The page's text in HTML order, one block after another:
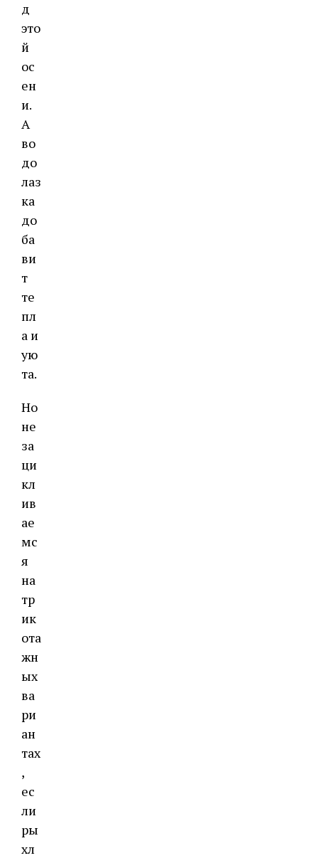
д
это
й
ос
ен
и.
А
во
до
лаз
ка
до
ба
ви
т
те
пл
а и
ую
та.
Но
не
за
ци
кл
ив
ае
мс
я
на
тр
ик
ота
жн
ых
ва
ри
ан
тах
,
ес
ли
ры
хл